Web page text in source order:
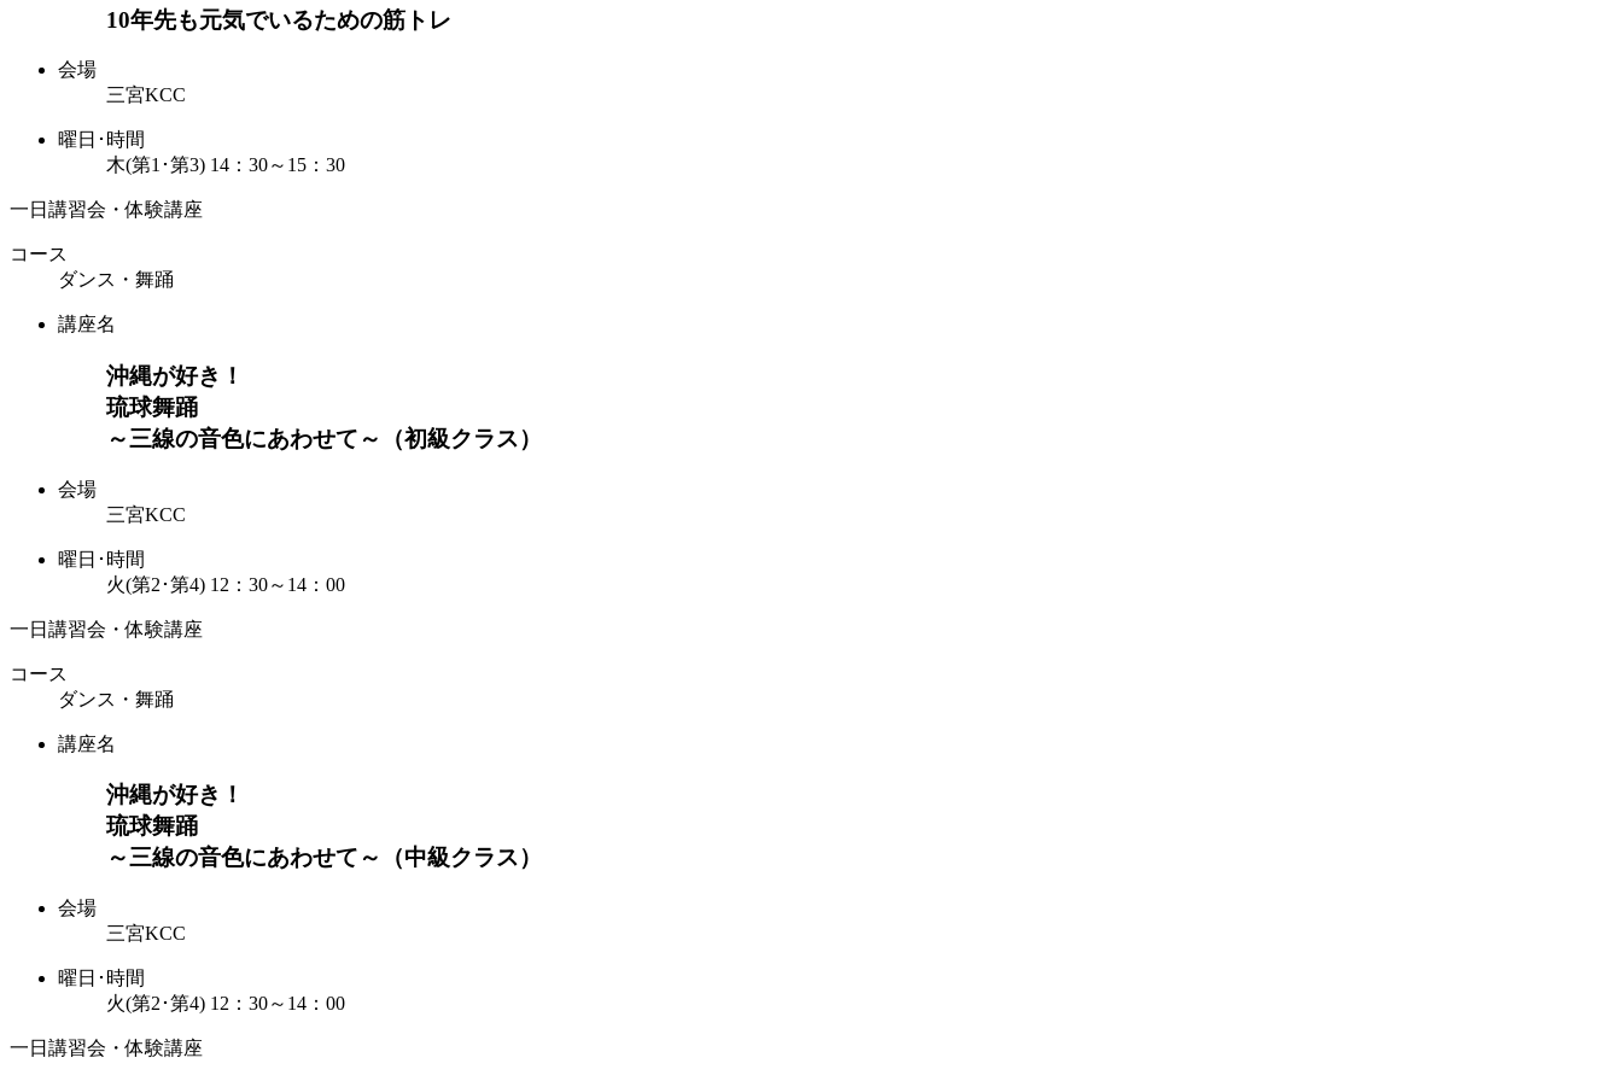
10年先も元気でいるための筋トレ
会場
三宮KCC
曜日･時間
木(第1･第3) 14：30～15：30
一日講習会・体験講座
コース
ダンス・舞踊
講座名
沖縄が好き！
琉球舞踊
～三線の音色にあわせて～（初級クラス）
会場
三宮KCC
曜日･時間
火(第2･第4) 12：30～14：00
一日講習会・体験講座
コース
ダンス・舞踊
講座名
沖縄が好き！
琉球舞踊
～三線の音色にあわせて～（中級クラス）
会場
三宮KCC
曜日･時間
火(第2･第4) 12：30～14：00
一日講習会・体験講座